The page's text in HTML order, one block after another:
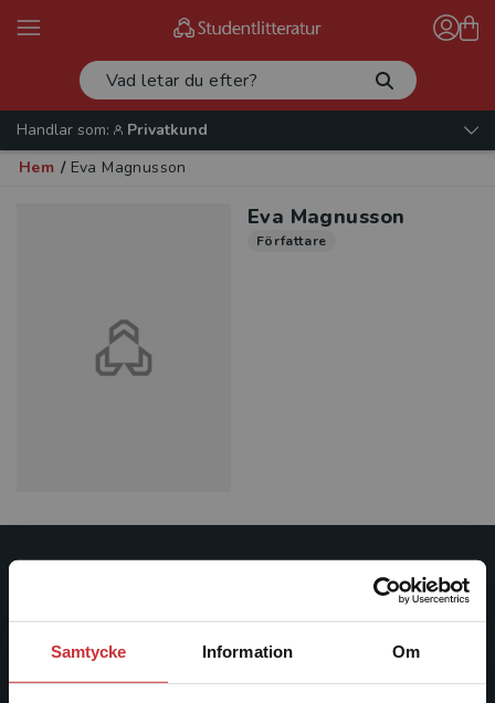
Samtycke Information Om
Handlar som:
Privatkund
Hem / Eva Magnusson
Eva Magnusson
Författare
ledande utbildningsförlag. Med läromedel, kurslitteratur,
facklitteratur, utbildningar och digitala